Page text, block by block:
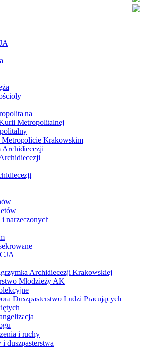
Metropolitalnej
Metropolicie Krakowskim
Archidiecezji
narzeczonych
Archidiecezji Krakowskiej
Młodzieży AK
Duszpasterstwo Ludzi Pracujących
i ruchy
duszpasterstwa